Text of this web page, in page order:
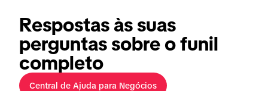
Respostas às suas
perguntas sobre o funil
completo
Central de Ajuda para Negócios